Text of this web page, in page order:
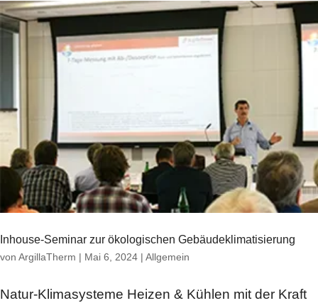
Inhouse-Seminar zur ökologischen Gebäudeklimatisierung
von ArgillaTherm | Mai 6, 2024 | Allgemein
Natur-Klimasysteme Heizen & Kühlen mit der Kraft